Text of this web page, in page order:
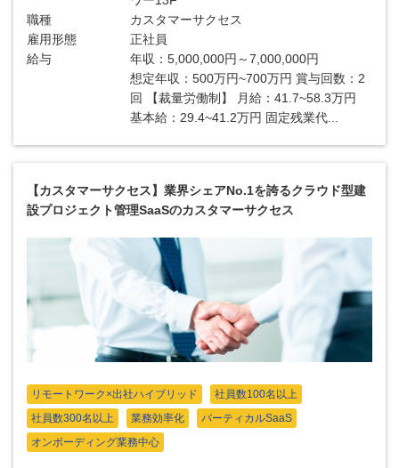
職種
カスタマーサクセス
雇用形態
正社員
給与
年収：5,000,000円～7,000,000円
想定年収：500万円~700万円 賞与回数：2
回 【裁量労働制】 月給：41.7~58.3万円
基本給：29.4~41.2万円 固定残業代...
【カスタマーサクセス】業界シェアNo.1を誇るクラウド型建
設プロジェクト管理SaaSのカスタマーサクセス
リモートワーク×出社ハイブリッド
社員数100名以上
社員数300名以上
業務効率化
バーティカルSaaS
オンボーディング業務中心